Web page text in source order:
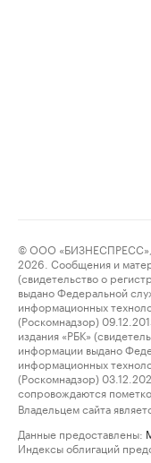
© ООО
2026. Сообщения и
(свидетельство о
выдано Федеральной
информационных
(Роскомнадзор)
издания «РБК»
информации выдано
информационных
(Роскомнадзор)
сопровождаются
Владельцем сайта
Данные предоставлены:
Индексы облигаций